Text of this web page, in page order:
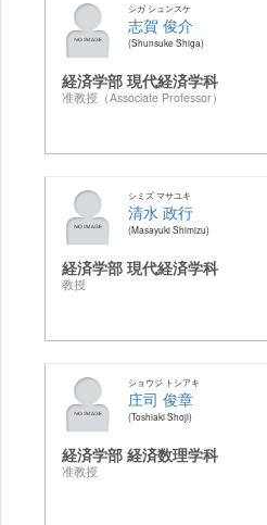
シガ シュンスケ
志賀 俊介
Shunsuke Shiga
経済学部 現代経済学科
准教授（Associate Professor）
シミズ マサユキ
清水 政行
Masayuki Shimizu
経済学部 現代経済学科
教授
ショウジ トシアキ
庄司 俊章
Toshiaki Shoji
経済学部 経済数理学科
准教授